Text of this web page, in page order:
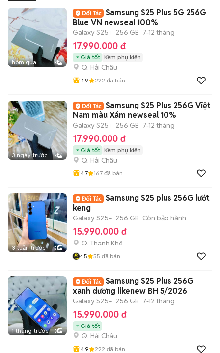
hôm qua 3
Samsung S25 Plus 5G 256G
Blue VN newseal 100%
Galaxy S25+ 256 GB 7-12 tháng
17.990.000 đ
Giá tốt Kèm phụ kiện
Q. Hải Châu
4.9 222 đã bán
3 ngày trước 3
Samsung S25 Plus 256G Việt
Nam màu Xám newseal 10%
Galaxy S25+ 256 GB 7-12 tháng
17.990.000 đ
Giá tốt Kèm phụ kiện
Q. Hải Châu
4.7 167 đã bán
3 tuần trước 5
Samsung S25 plus 256G lướt
keng
Galaxy S25+ 256 GB Còn bảo hành
15.990.000 đ
Q. Thanh Khê
4.5 55 đã bán
1 tháng trước 3
Samsung S25 Plus 256G
xanh dương likenew BH 5/2026
Galaxy S25+ 256 GB 7-12 tháng
15.990.000 đ
Giá tốt
Q. Hải Châu
4.9 222 đã bán